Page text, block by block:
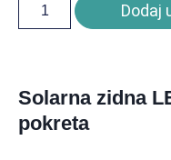
Solarna zidna
pokreta
Dodaj